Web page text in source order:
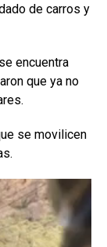
de carros y
encuentra
que ya no
se movilicen